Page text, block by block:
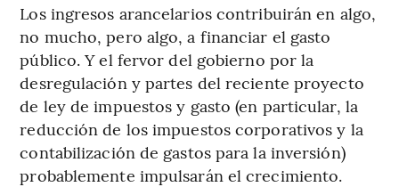
Los ingresos arancelarios contribuirán en algo,
no mucho, pero algo, a financiar el gasto
público. Y el fervor del gobierno por la
desregulación y partes del reciente proyecto
de ley de impuestos y gasto (en particular, la
reducción de los impuestos corporativos y la
contabilización de gastos para la inversión)
probablemente impulsarán el crecimiento.